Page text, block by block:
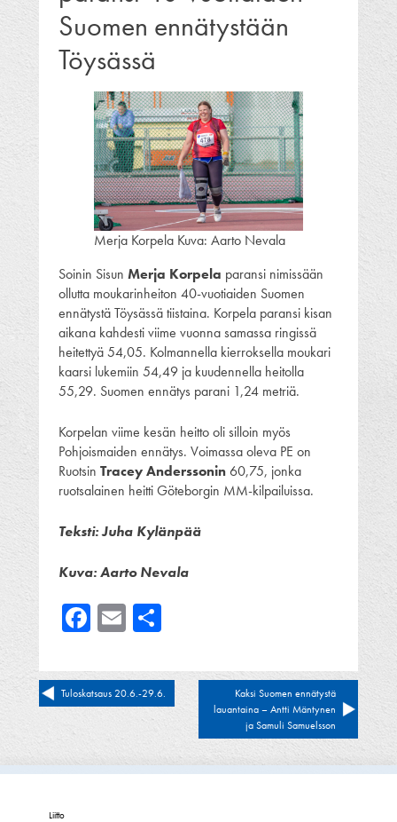
Suomen ennätystään
Töysässä
Merja Korpela Kuva: Aarto Nevala
Soinin Sisun Merja Korpela paransi nimissään
ollutta moukarinheiton 40-vuotiaiden Suomen
ennätystä Töysässä tiistaina. Korpela paransi kisan
aikana kahdesti viime vuonna samassa ringissä
heitettyä 54,05. Kolmannella kierroksella moukari
kaarsi lukemiin 54,49 ja kuudennella heitolla
55,29. Suomen ennätys parani 1,24 metriä.
Korpelan viime kesän heitto oli silloin myös
Pohjoismaiden ennätys. Voimassa oleva PE on
Ruotsin Tracey Anderssonin 60,75, jonka
ruotsalainen heitti Göteborgin MM-kilpailuissa.
Teksti: Juha Kylänpää
Kuva: Aarto Nevala
Facebook
Email
Artikkelien
selaus
Tuloskatsaus 20.6.-29.6.
Kaksi Suomen ennätystä
lauantaina – Antti Mäntynen
ja Samuli Samuelsson
Liitto